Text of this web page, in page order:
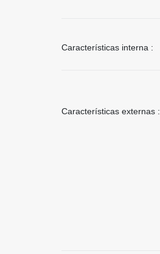
Características interna :
Características externas :